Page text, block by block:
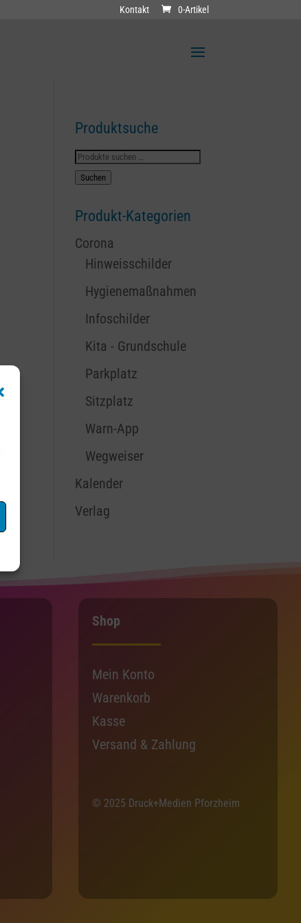
Kontakt 0-Artikel
Produktsuche
Suchen
nach:
Suchen
Produkt-Kategorien
Corona
Hinweisschilder
Hygienemaßnahmen
Infoschilder
Kita - Grundschule
Parkplatz
Sitzplatz
Warn-App
Wegweiser
Kalender
Verlag
Shop
Mein Konto
Warenkorb
Kasse
Versand & Zahlung
© 2025 Druck+Medien Pforzheim